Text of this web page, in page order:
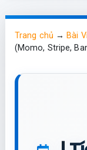
Trang chủ →Bài
(Momo, Stripe,